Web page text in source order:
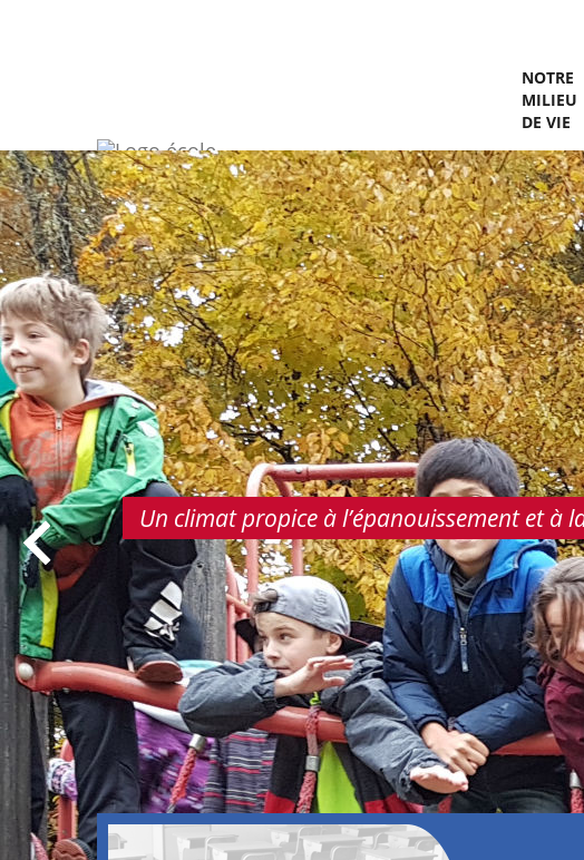
NOTRE
MILIEU
DE VIE
Un climat propice à l’épanouissement et à